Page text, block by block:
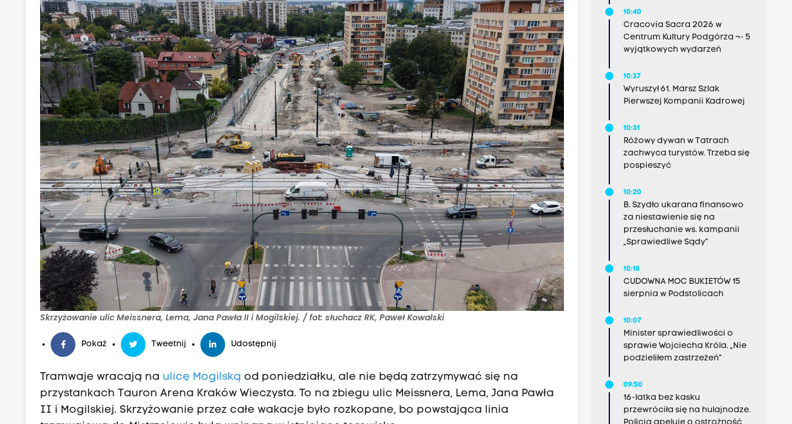
Skrzyżowanie ulic Meissnera, Lema, Jana Pawła II i Mogilskiej. / fot: słuchacz RK, Paweł Kowalski
Pokaż Tweetnij Udostępnij
Tramwaje wracają na ulicę Mogilską od poniedziałku, ale nie będą zatrzymywać się na
przystankach Tauron Arena Kraków Wieczysta. To na zbiegu ulic Meissnera, Lema, Jana Pawła
II i Mogilskiej. Skrzyżowanie przez całe wakacje było rozkopane, bo powstająca linia
10:40
Cracovia Sacra 2026 w
Centrum Kultury Podgórza ¬- 5
wyjątkowych wydarzeń
10:37
Wyruszył 61. Marsz Szlak
Pierwszej Kompanii Kadrowej
10:31
Różowy dywan w Tatrach
zachwyca turystów. Trzeba się
pospieszyć
10:20
B. Szydło ukarana finansowo
za niestawienie się na
przesłuchanie ws. kampanii
„Sprawiedliwe Sądy”
10:18
CUDOWNA MOC BUKIETÓW 15
sierpnia w Podstolicach
10:07
Minister sprawiedliwości o
sprawie Wojciecha Króla. „Nie
podzieliłem zastrzeżeń”
09:50
16-latka bez kasku
przewróciła się na hulajnodze.